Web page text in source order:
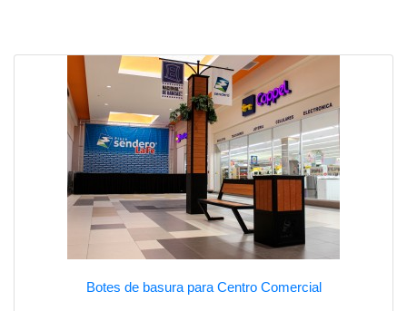
Botes de basura para Centro Comercial